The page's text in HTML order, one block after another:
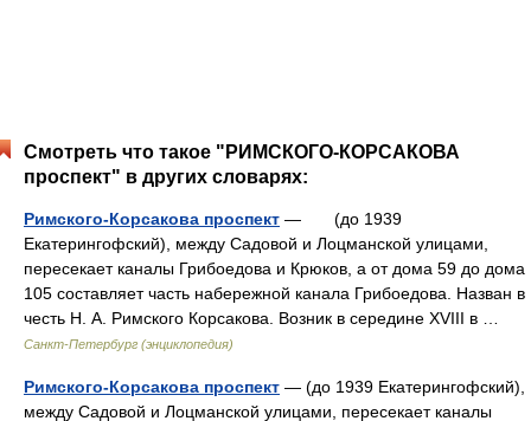
Смотреть что такое "РИМСКОГО-КОРСАКОВА
проспект" в других словарях:
Римского-Корсакова проспект — (до 1939
Екатерингофский), между Садовой и Лоцманской улицами,
пересекает каналы Грибоедова и Крюков, а от дома 59 до дома
105 составляет часть набережной канала Грибоедова. Назван в
честь Н. А. Римского Корсакова. Возник в середине XVIII в …
Санкт-Петербург (энциклопедия)
Римского-Корсакова проспект — (до 1939 Екатерингофский),
между Садовой и Лоцманской улицами, пересекает каналы